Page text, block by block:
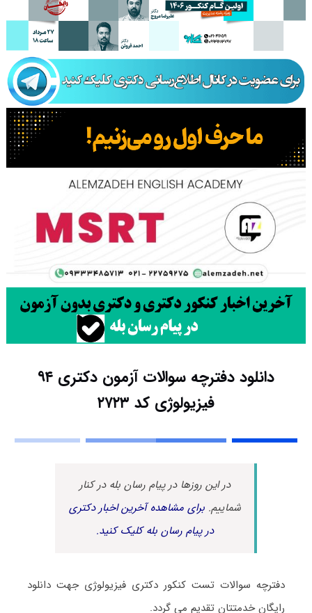
دانلود دفترچه سوالات آزمون دکتری ۹۴
فیزیولوژی کد ۲۷۲۳
در این روزها در پیام رسان بله در کنار
شماییم.برای مشاهده آخرین اخبار دکتری
در پیام رسان بله کلیک کنید.
دفترچه سوالات تست کنکور دکتری فیزیولوژی جهت دانلود
رایگان خدمتتان تقدیم می گردد.